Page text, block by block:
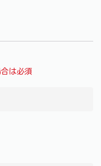
は必須